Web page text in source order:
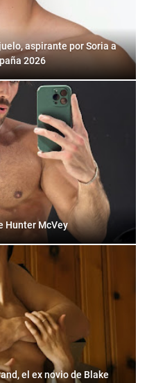
aspirante por Soria a
2026
Hunter McVey
el ex novio de Blake